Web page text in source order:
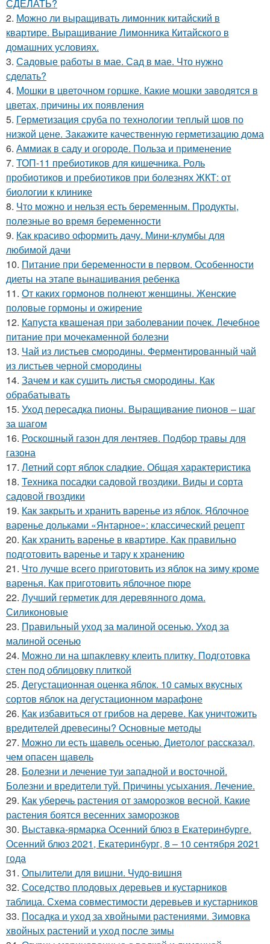
СДЕЛАТЬ?
2. Можно ли выращивать лимонник китайский в
квартире. Выращивание Лимонника Китайского в
домашних условиях.
3. Садовые работы в мае. Сад в мае. Что нужно
сделать?
4. Мошки в цветочном горшке. Какие мошки заводятся в
цветах, причины их появления
5. Герметизация сруба по технологии теплый шов по
низкой цене. Закажите качественную герметизацию дома
6. Аммиак в саду и огороде. Польза и применение
7. ТОП-11 пребиотиков для кишечника. Роль
пробиотиков и пребиотиков при болезнях ЖКТ: от
биологии к клинике
8. Что можно и нельзя есть беременным. Продукты,
полезные во время беременности
9. Как красиво оформить дачу. Мини-клумбы для
любимой дачи
10. Питание при беременности в первом. Особенности
диеты на этапе вынашивания ребенка
11. От каких гормонов полнеют женщины. Женские
половые гормоны и ожирение
12. Капуста квашеная при заболевании почек. Лечебное
питание при мочекаменной болезни
13. Чай из листьев смородины. Ферментированный чай
из листьев черной смородины
14. Зачем и как сушить листья смородины. Как
обрабатывать
15. Уход пересадка пионы. Выращивание пионов – шаг
за шагом
16. Роскошный газон для лентяев. Подбор травы для
газона
17. Летний сорт яблок сладкие. Общая характеристика
18. Техника посадки садовой гвоздики. Виды и сорта
садовой гвоздики
19. Как закрыть и хранить варенье из яблок. Яблочное
варенье дольками «Янтарное»: классический рецепт
20. Как хранить варенье в квартире. Как правильно
подготовить варенье и тару к хранению
21. Что лучше всего приготовить из яблок на зиму кроме
варенья. Как приготовить яблочное пюре
22. Лучший герметик для деревянного дома.
Силиконовые
23. Правильный уход за малиной осенью. Уход за
малиной осенью
24. Можно ли на шпаклевку клеить плитку. Подготовка
стен под облицовку плиткой
25. Дегустационная оценка яблок. 10 самых вкусных
сортов яблок на дегустационном марафоне
26. Как избавиться от грибов на дереве. Как уничтожить
вредителей древесины? Основные методы
27. Можно ли есть щавель осенью. Диетолог рассказал,
чем опасен щавель
28. Болезни и лечение туи западной и восточной.
Болезни и вредители туй. Причины усыхания. Лечение.
29. Как уберечь растения от заморозков весной. Какие
растения боятся весенних заморозков
30. Выставка-ярмарка Осенний блюз в Екатеринбурге.
Осенний блюз 2021, Екатеринбург, 8 – 10 сентября 2021
года
31. Опылители для вишни. Чудо-вишня
32. Соседство плодовых деревьев и кустарников
таблица. Схема совместимости деревьев и кустарников
33. Посадка и уход за хвойными растениями. Зимовка
хвойных растений и уход после зимы